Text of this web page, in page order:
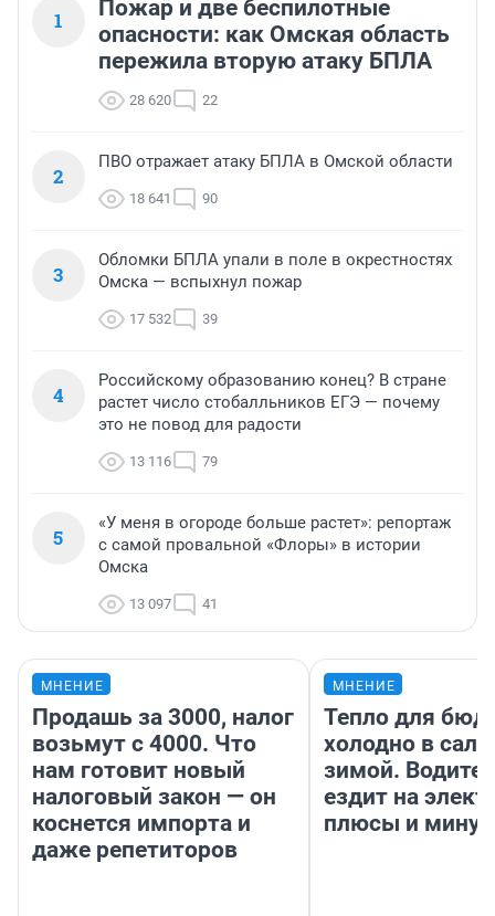
1
Пожар и две беспилотные
опасности: как Омская область
пережила вторую атаку БПЛА
28 620 22
2
ПВО отражает атаку БПЛА в Омской области
18 641 90
3
Обломки БПЛА упали в поле в окрестностях
Омска — вспыхнул пожар
17 532 39
4
Российскому образованию конец? В стране
растет число стобалльников ЕГЭ — почему
это не повод для радости
13 116 79
5
«У меня в огороде больше растет»: репортаж
с самой провальной «Флоры» в истории
Омска
13 097 41
МНЕНИЕ
Продашь за 3000, налог
возьмут с 4000. Что
нам готовит новый
налоговый закон — он
коснется импорта и
даже репетиторов
МНЕНИЕ
Тепло для
холодно в
зимой.
ездит на
плюсы и